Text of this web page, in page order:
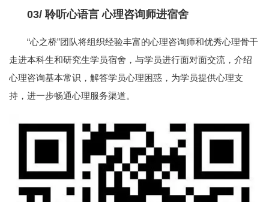
03/ 聆听心语言 心理咨询师进宿舍
“心之桥”团队将组织经验丰富的心理咨询师和优秀心理骨干
走进本科生和研究生学员宿舍，与学员进行面对面交流，介绍
心理咨询基本常识，解答学员心理困惑，为学员提供心理支
持，进一步畅通心理服务渠道。